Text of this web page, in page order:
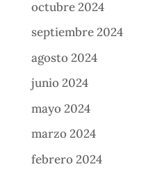
octubre 2024
septiembre 2024
agosto 2024
junio 2024
mayo 2024
marzo 2024
febrero 2024